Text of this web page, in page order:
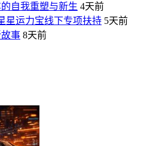
自我重塑与新生 4天前
星运力宝线下专项扶持 5天前
事 8天前